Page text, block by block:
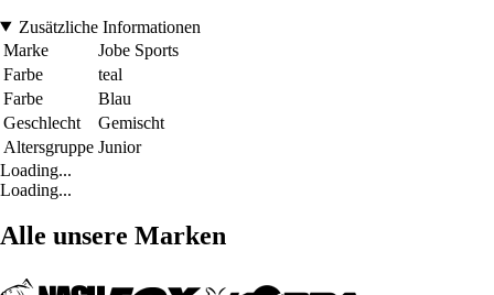
Zusätzliche Informationen
Marke
Jobe Sports
Farbe
teal
Farbe
Blau
Geschlecht
Gemischt
Altersgruppe Junior
Loading...
Loading...
Alle unsere Marken